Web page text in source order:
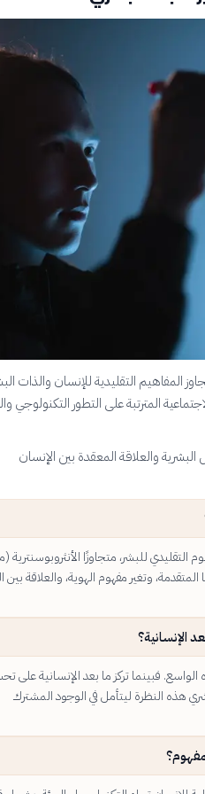
المفاهيم التقليدية للإنسان والذات
المترتبة على التطور التكنولوجي
والعلاقة المعقدة بين الإنسان
للبشر، متجاوزًا الأنثروبوسنترية
وتغير مفهوم الهوية، والعلاقة بين
الإنسانية؟
الواسع. فبينما تركز ما بعد الإنسانية على
هذه النظرة ليتأمل في الوجود المشترك